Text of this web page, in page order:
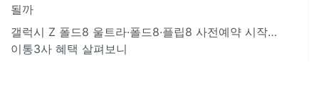
될까
갤럭시 Z 폴드8 울트라·폴드8·플립8 사전예약 시작…
이통3사 혜택 살펴보니